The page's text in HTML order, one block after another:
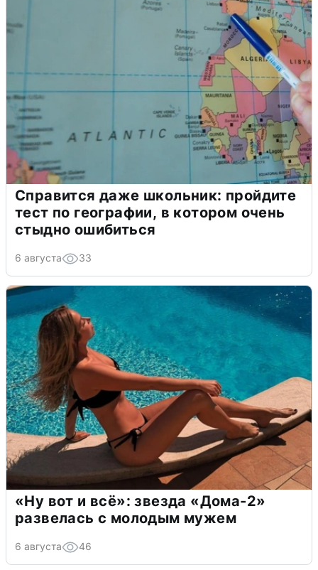
Справится даже школьник: пройдите
тест по географии, в котором очень
стыдно ошибиться
6 августа 33
«Ну вот и всё»: звезда «Дома-2»
развелась с молодым мужем
6 августа 46